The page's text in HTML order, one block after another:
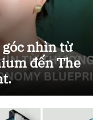
nhìn từ
đến The